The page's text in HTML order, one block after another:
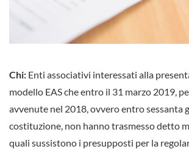
Chi: Enti associativi interessati alla
modello EAS che entro il 31 marzo 2019,
avvenute nel 2018, ovvero entro sessanta
costituzione, non hanno trasmesso detto
quali sussistono i presupposti per la